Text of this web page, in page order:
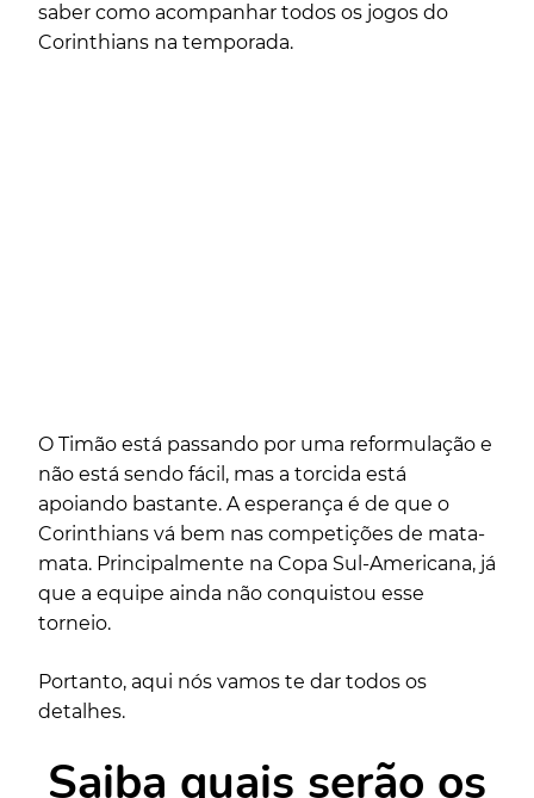
saber como acompanhar todos os jogos do
Corinthians na temporada.
O Timão está passando por uma reformulação e
não está sendo fácil, mas a torcida está
apoiando bastante. A esperança é de que o
Corinthians vá bem nas competições de mata-
mata. Principalmente na Copa Sul-Americana, já
que a equipe ainda não conquistou esse
torneio.
Portanto, aqui nós vamos te dar todos os
detalhes.
Saiba quais serão os